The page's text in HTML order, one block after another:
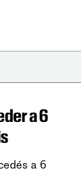
a 6
a 6